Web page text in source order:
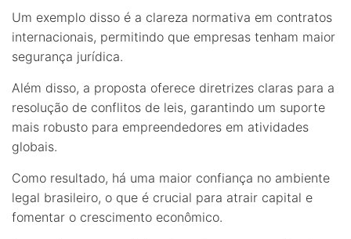
Um exemplo disso é a clareza normativa em contratos
internacionais, permitindo que empresas tenham maior
segurança jurídica.
Além disso, a proposta oferece diretrizes claras para a
resolução de conflitos de leis, garantindo um suporte
mais robusto para empreendedores em atividades
globais.
Como resultado, há uma maior confiança no ambiente
legal brasileiro, o que é crucial para atrair capital e
fomentar o crescimento econômico.